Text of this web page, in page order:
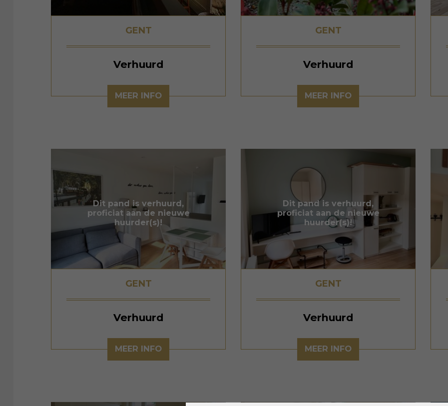
GENT
Verhuurd
MEER INFO
GENT
Verhuurd
MEER INFO
Dit pand is verhuurd,
proficiat aan de nieuwe
huurder(s)!
GENT
Verhuurd
MEER INFO
Dit pand is verhuurd,
proficiat aan de nieuwe
huurder(s)!
GENT
Verhuurd
MEER INFO